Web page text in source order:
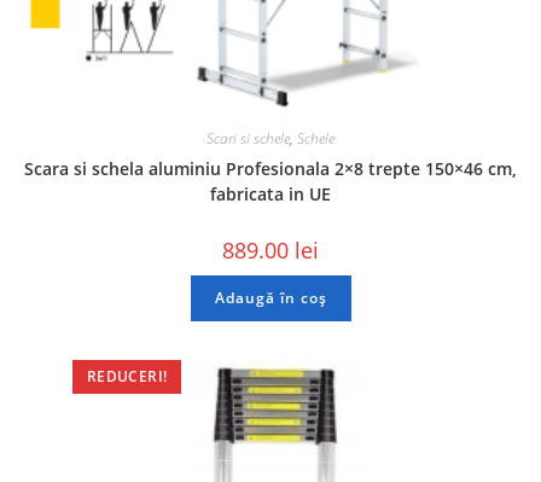
Scari si schele, Schele
Scara si schela aluminiu Profesionala 2×8 trepte 150×46 cm,
fabricata in UE
889.00 lei
Adaugă în coș
REDUCERI!